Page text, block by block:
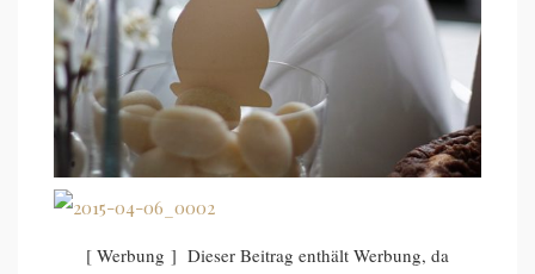
[ Werbung ] Dieser Beitrag enthält Werbung, da